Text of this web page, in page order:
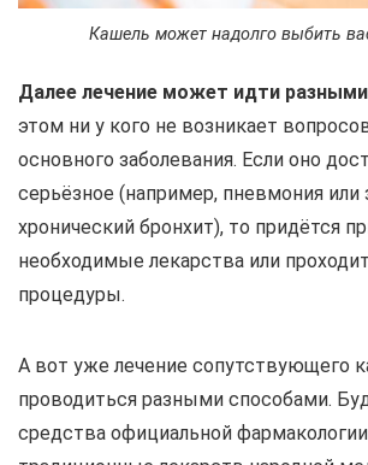
Кашель может надолго выбить
Далее лечение может идти
этом ни у кого не возникает
основного заболевания. Если оно
серьёзное (например, пневмония или
хронический бронхит), то придётся
необходимые лекарства или
процедуры.
А вот уже лечение сопутствующего
проводиться разными способами.
средства официальной